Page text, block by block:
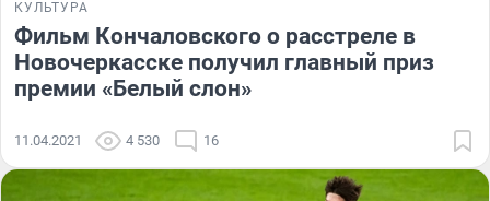
КУЛЬТУРА
Фильм Кончаловского о расстреле в
Новочеркасске получил главный приз
премии «Белый слон»
11.04.2021 4 530 16